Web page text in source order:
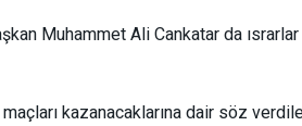
Muhammet Ali Cankatar da
kazanacaklarına dair söz